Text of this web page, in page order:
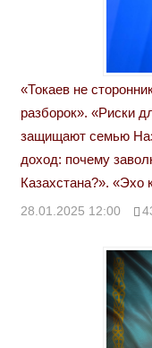
«Токаев не
разборок». «Риски
защищают семью
доход: почему
Казахстана?». «Эхо
28.01.2025 12:00